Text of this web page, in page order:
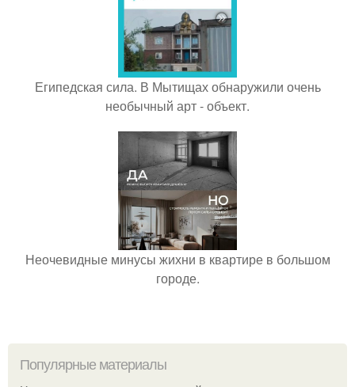
Египедская сила. В Мытищах обнаружили очень
необычный арт - объект.
Неочевидные минусы жихни в квартире в большом
городе.
Популярные материалы